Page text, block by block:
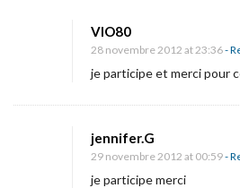
VIO80
28 novembre 2012 at 23:36-
je participe et merci pour
jennifer.G
29 novembre 2012 at 00:59-
je participe merci